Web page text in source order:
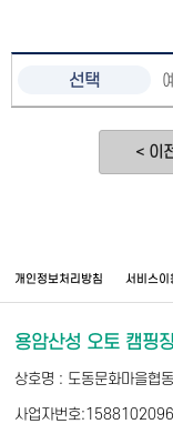
< 이
개인정보처리방침 서비스이
용암산성 오토 캠핑
상호명 : 도동문화마을협
사업자번호:1588102096